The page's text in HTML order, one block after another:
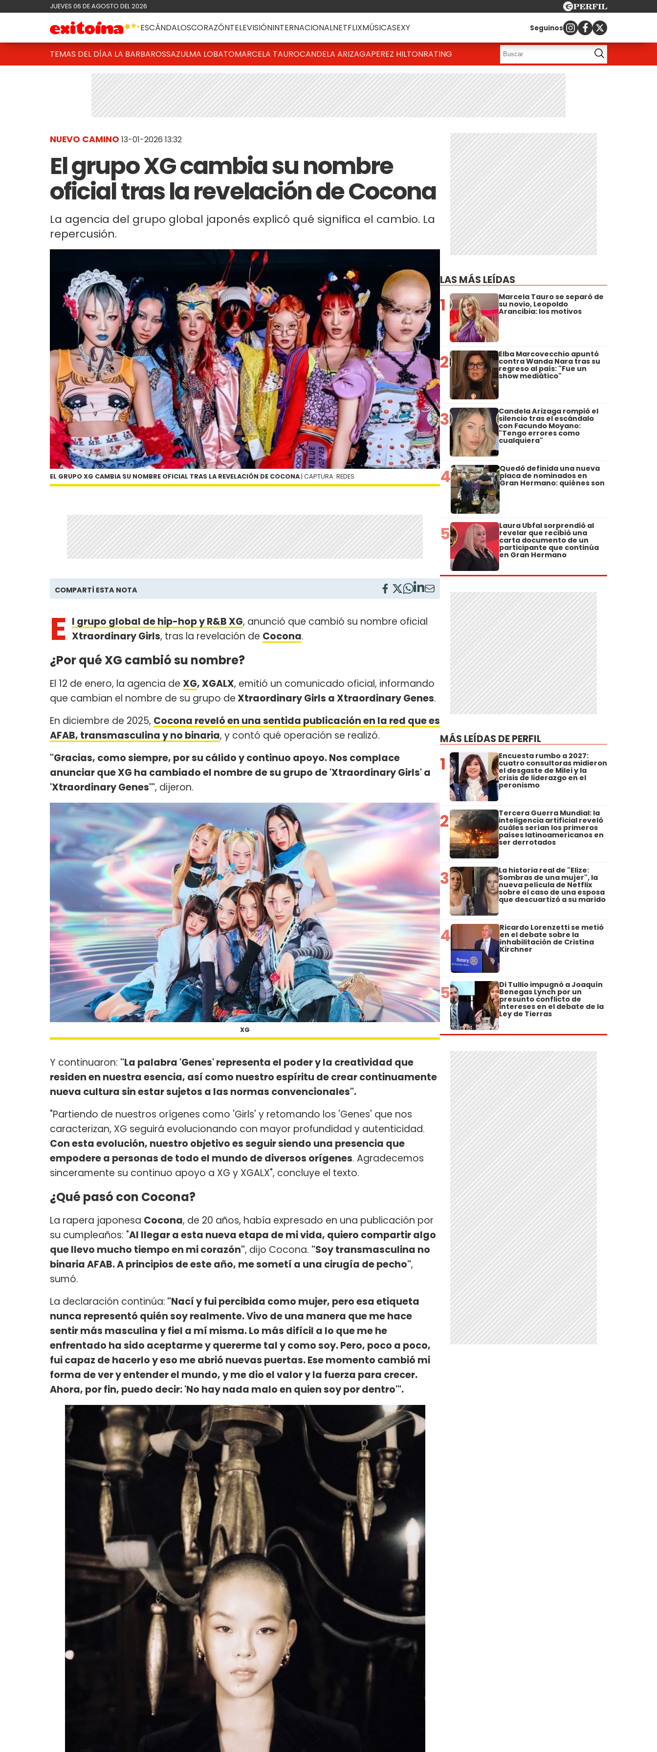
JUEVES 06 DE AGOSTO DEL 2026
ESCÁNDALOSCORAZÓNTELEVISIÓNINTERNACIONALNETFLIXMÚSICASEXY Seguinos
TEMAS DEL DÍAA LA BARBAROSSAZULMA LOBATOMARCELA TAUROCANDELA ARIZAGAPEREZ HILTONRATING
NUEVO CAMINO 13-01-2026 13:32
El grupo XG cambia su nombre
oficial tras la revelación de Cocona
La agencia del grupo global japonés explicó qué significa el cambio. La
repercusión.
EL GRUPO XG CAMBIA SU NOMBRE OFICIAL TRAS LA REVELACIÓN DE COCONA | CAPTURA: REDES
COMPARTÍ ESTA NOTA
E l grupo global de hip-hop yR&B XG, anunció que cambió su nombre oficial
Xtraordinary Girls, tras la revelación de Cocona.
¿Por qué XG cambió su nombre?
El 12 de enero, la agencia de XG, XGALX, emitió un comunicado oficial, informando
que cambian el nombre de su grupo deXtraordinary Girls a Xtraordinary Genes.
En diciembre de 2025, Cocona reveló en una sentida publicación en la red que es
AFAB, transmasculina y no binaria, y contó qué operación se realizó.
"Gracias, como siempre, por su cálido y continuo apoyo. Nos complace
anunciar que XG ha cambiado el nombre de su grupo de 'Xtraordinary Girls' a
'Xtraordinary Genes'", dijeron.
XG
Y continuaron: "La palabra 'Genes' representa el poder y la creatividad que
residen en nuestra esencia, así como nuestro espíritu de crear continuamente
nueva cultura sin estar sujetos a las normas convencionales".
"Partiendo de nuestros orígenes como 'Girls' y retomando los 'Genes' que nos
caracterizan, XG seguirá evolucionando con mayor profundidad y autenticidad.
Con esta evolución, nuestro objetivo es seguir siendo una presencia que
empodere a personas de todo el mundo de diversos orígenes. Agradecemos
sinceramente su continuo apoyo a XG y XGALX", concluye el texto.
¿Qué pasó con Cocona?
La rapera japonesa Cocona, de 20 años, había expresado en una publicación por
su cumpleaños: "Al llegar a esta nueva etapa de mi vida, quiero compartir algo
que llevo mucho tiempo en mi corazón", dijo Cocona. "Soy transmasculina no
binaria AFAB. A principios de este año, me sometí a una cirugía de pecho",
sumó.
La declaración continúa: "Nací y fui percibida como mujer, pero esa etiqueta
nunca representó quién soy realmente. Vivo de una manera que me hace
sentir más masculina y fiel a mí misma. Lo más difícil a lo que me he
enfrentado ha sido aceptarme y quererme tal y como soy. Pero, poco a poco,
fui capaz de hacerlo y eso me abrió nuevas puertas. Ese momento cambió mi
forma de ver y entender el mundo, y me dio el valor y la fuerza para crecer.
Ahora, por fin, puedo decir: 'No hay nada malo en quien soy por dentro'".
LAS MÁS LEÍDAS
1 Marcela Tauro se separó de
su novio, Leopoldo
Arancibia: los motivos
2 Elba Marcovecchio apuntó
contra Wanda Nara tras su
regreso al país: "Fue un
show mediático"
3 Candela Arizaga rompió el
silencio tras el escándalo
con Facundo Moyano:
"Tengo errores como
cualquiera"
4 Quedó definida una nueva
placa de nominados en
Gran Hermano: quiénes son
5 Laura Ubfal sorprendió al
revelar que recibió una
carta documento de un
participante que continúa
en Gran Hermano
MÁS LEÍDAS DE PERFIL
1 Encuesta rumbo a 2027:
cuatro consultoras midieron
el desgaste de Milei y la
crisis de liderazgo en el
peronismo
2 Tercera Guerra Mundial: la
inteligencia artificial reveló
cuáles serían los primeros
países latinoamericanos en
ser derrotados
3 La historia real de "Elize:
Sombras de una mujer", la
nueva película de Netflix
sobre el caso de una esposa
que descuartizó a su marido
4 Ricardo Lorenzetti se metió
en el debate sobre la
inhabilitación de Cristina
Kirchner
5 Di Tullio impugnó a Joaquín
Benegas Lynch por un
presunto conflicto de
intereses en el debate de la
Ley de Tierras